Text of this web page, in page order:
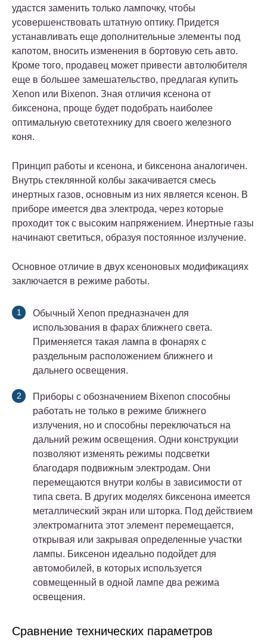
удастся заменить только лампочку, чтобы
усовершенствовать штатную оптику. Придется
устанавливать еще дополнительные элементы под
капотом, вносить изменения в бортовую сеть авто.
Кроме того, продавец может привести автолюбителя
еще в большее замешательство, предлагая купить
Xenon или Bixenon. Зная отличия ксенона от
биксенона, проще будет подобрать наиболее
оптимальную светотехнику для своего железного
коня.
Принцип работы и ксенона, и биксенона аналогичен.
Внутрь стеклянной колбы закачивается смесь
инертных газов, основным из них является ксенон. В
приборе имеется два электрода, через которые
проходит ток с высоким напряжением. Инертные газы
начинают светиться, образуя постоянное излучение.
Основное отличие в двух ксеноновых модификациях
заключается в режиме работы.
Обычный Xenon предназначен для
использования в фарах ближнего света.
Применяется такая лампа в фонарях с
раздельным расположением ближнего и
дальнего освещения.
Приборы с обозначением Bixenon способны
работать не только в режиме ближнего
излучения, но и способны переключаться на
дальний режим освещения. Одни конструкции
позволяют изменять режимы подсветки
благодаря подвижным электродам. Они
перемещаются внутри колбы в зависимости от
типа света. В других моделях биксенона имеется
металлический экран или шторка. Под действием
электромагнита этот элемент перемещается,
открывая или закрывая определенные участки
лампы. Биксенон идеально подойдет для
автомобилей, в которых используется
совмещенный в одной лампе два режима
освещения.
Сравнение технических параметров